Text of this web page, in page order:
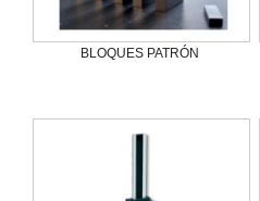
BLOQUES PATRÓN